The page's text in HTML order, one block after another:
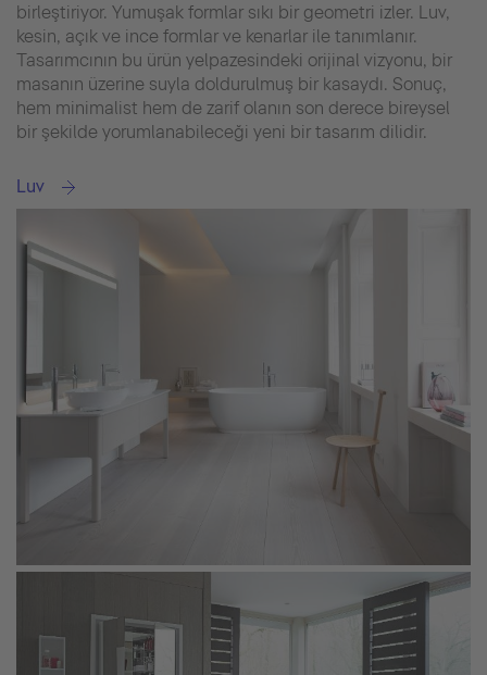
birleştiriyor. Yumuşak formlar sıkı bir geometri izler. Luv,
kesin, açık ve ince formlar ve kenarlar ile tanımlanır.
Tasarımcının bu ürün yelpazesindeki orijinal vizyonu, bir
masanın üzerine suyla doldurulmuş bir kasaydı. Sonuç,
hem minimalist hem de zarif olanın son derece bireysel
bir şekilde yorumlanabileceği yeni bir tasarım dilidir.
Luv